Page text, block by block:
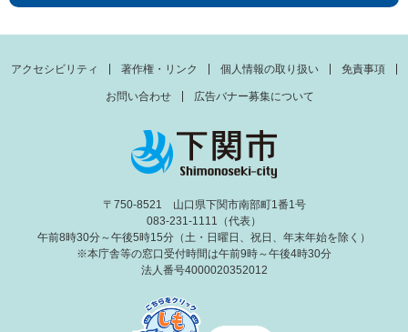
アクセシビリティ 著作権・リンク 個人情報の取り扱い 免責事項
お問い合わせ 広告バナー募集について
〒750-8521 山口県下関市南部町1番1号
083-231-1111（代表）
午前8時30分～午後5時15分（土・日曜日、祝日、年末年始を除く）
※本庁舎等の窓口受付時間は午前9時～午後4時30分
法人番号4000020352012